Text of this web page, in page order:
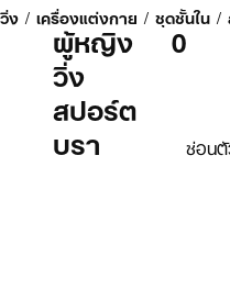
วิ่ง / เครื่องแต่งกาย / ชุดชั้นใน /
ผู้หญิง
วิ่ง
สปอร์ต
บรา
0
ซ่อน